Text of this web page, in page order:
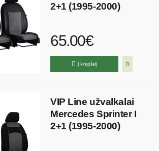
2+1 (1995-2000)
65.00€
Į krepšelį
VIP Line užvalkalai
Mercedes Sprinter I
2+1 (1995-2000)